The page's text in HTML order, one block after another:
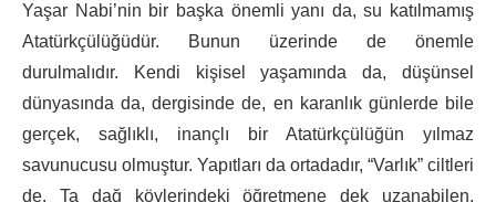
Yaşar Nabi’nin bir başka önemli yanı da, su katılmamış
Atatürkçülüğüdür. Bunun üzerinde de önemle
durulmalıdır. Kendi kişisel yaşamında da, düşünsel
dünyasında da, dergisinde de, en karanlık günlerde bile
gerçek, sağlıklı, inançlı bir Atatürkçülüğün yılmaz
savunucusu olmuştur. Yapıtları da ortadadır, “Varlık” ciltleri
de. Ta dağ köylerindeki öğretmene dek uzanabilen,